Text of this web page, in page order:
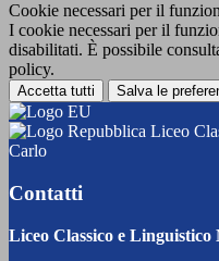
Cookie necessari per il
I cookie necessari per il
disabilitati. È possibile
policy.
Accetta tutti Salva le
Liceo
Carlo
Contatti
Liceo Classico e